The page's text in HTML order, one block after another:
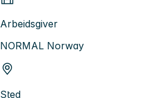
Arbeidsgiver
NORMAL Norway
Sted